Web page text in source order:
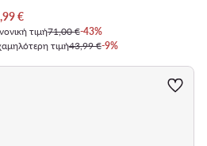
τιμή
€
τιμή71,00 €-43%
τιμή43,99 €-9%